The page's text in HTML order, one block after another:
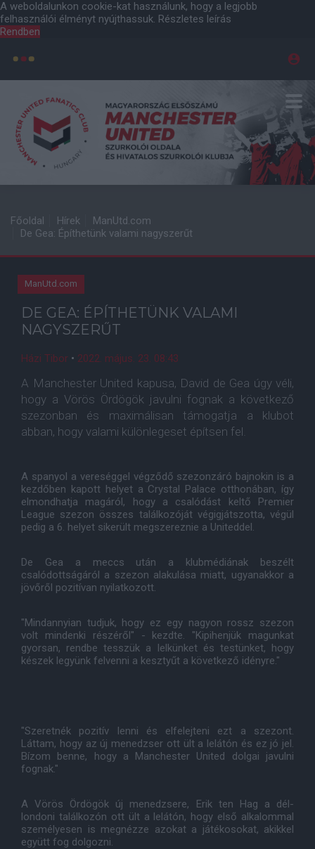
A weboldalunkon cookie-kat használunk, hogy a legjobb
felhasználói élményt nyújthassuk. Részletes leírás
Rendben
Főoldal Hírek
ManUtd.com
De Gea: Építhetünk valami nagyszerűt
ManUtd.com
DE GEA: ÉPÍTHETÜNK VALAMI
NAGYSZERŰT
Házi Tibor • 2022. május. 23. 08:43
A Manchester United kapusa, David de Gea úgy véli,
hogy a Vörös Ördögök javulni fognak a következő
szezonban és maximálisan támogatja a klubot
abban, hogy valami különlegeset építsen fel.
A spanyol a vereséggel végződő szezonzáró bajnokin is a
kezdőben kapott helyet a Crystal Palace otthonában, így
elmondhatja magáról, hogy a csalódást keltő Premier
League szezon összes találkozóját végigjátszotta, végül
pedig a 6. helyet sikerült megszereznie a Uniteddel.
De Gea a meccs után a klubmédiának beszélt
csalódottságáról a szezon alakulása miatt, ugyanakkor a
jövőről pozitívan nyilatkozott.
"Mindannyian tudjuk, hogy ez egy nagyon rossz szezon
volt mindenki részéről" - kezdte. "Kipihenjük magunkat
gyorsan, rendbe tesszük a lelkünket és testünket, hogy
készek legyünk felvenni a kesztyűt a következő idényre."
"Szeretnék pozitív lenni és elfelejteni ezt a szezont.
Láttam, hogy az új menedzser ott ült a lelátón és ez jó jel.
Bízom benne, hogy a Manchester United dolgai javulni
fognak."
A Vörös Ördögök új menedzsere, Erik ten Hag a dél-
londoni találkozón ott ült a lelátón, hogy első alkalommal
személyesen is megnézze azokat a játékosokat, akikkel
együtt fog dolgozni.